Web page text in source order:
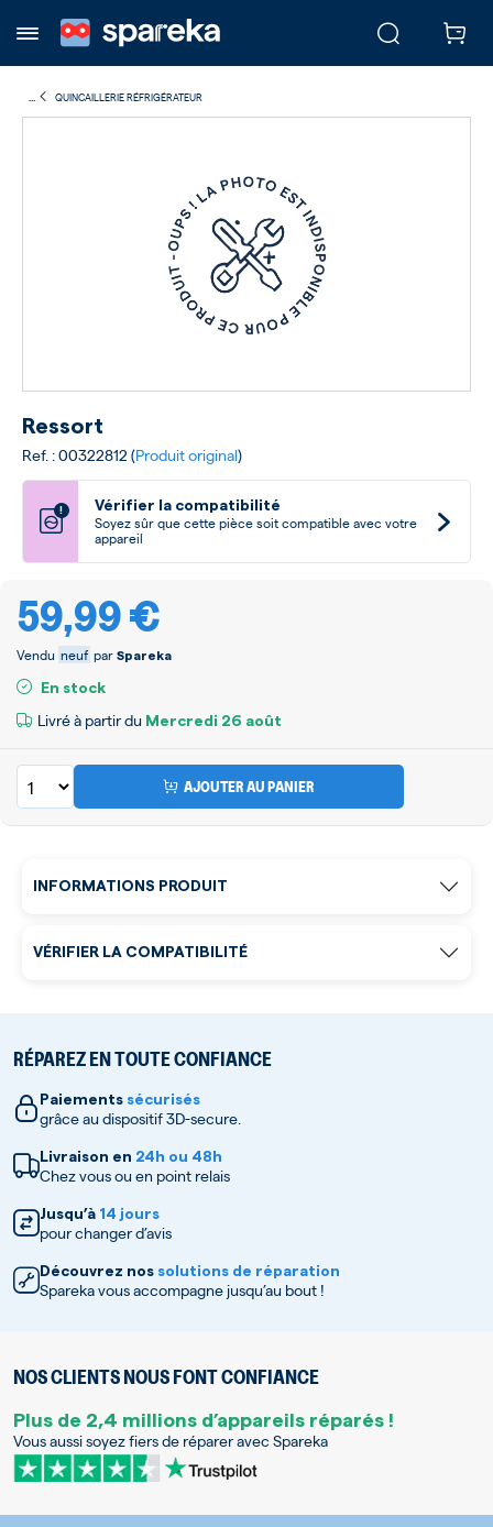
QUINCAILLERIE RÉFRIGÉRATEUR
Ressort
Ref. : 00322812 (Produit original)
! Vérifier la compatibilité
Soyez sûr que cette pièce soit compatible avec votre
appareil
59,99 €
Vendu neuf par Spareka
En stock
Livré à partir du Mercredi 26 août
AJOUTER AU PANIER
INFORMATIONS PRODUIT
RÉPAREZ EN TOUTE CONFIANCE
Paiements sécurisés
grâce au dispositif 3D-secure.
Livraison en 24h ou 48h
Chez vous ou en point relais
Jusqu’à 14 jours
pour changer d’avis
Découvrez nos solutions de réparation
Spareka vous accompagne jusqu’au bout !
NOS CLIENTS NOUS FONT CONFIANCE
Plus de 2,4 millions d’appareils réparés !
Vous aussi soyez fiers de réparer avec Spareka
VÉRIFIER LA COMPATIBILITÉ